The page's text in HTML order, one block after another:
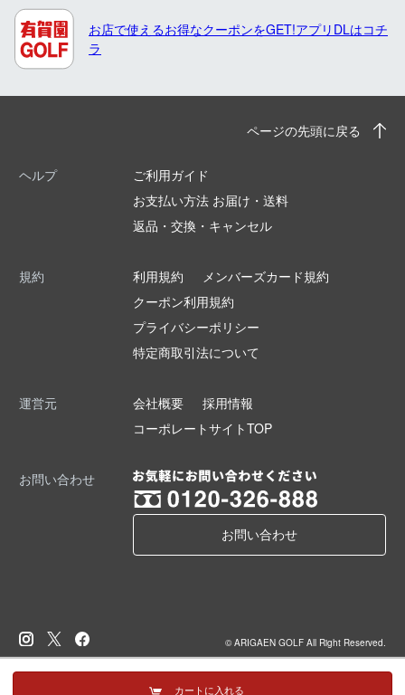
カートに入れる
お店で使えるお得なクーポンをGET!アプリDLはコチ
ラ
ページの先頭に戻る
ヘルプ
ご利用ガイド
お支払い方法 お届け・送料
返品・交換・キャンセル
規約 利用規約
メンバーズカード規約
クーポン利用規約
プライバシーポリシー
特定商取引法について
運営元 会社概要
採用情報
コーポレートサイトTOP
お問い合わせ
お問い合わせ
© ARIGAEN GOLF All Right Reserved.